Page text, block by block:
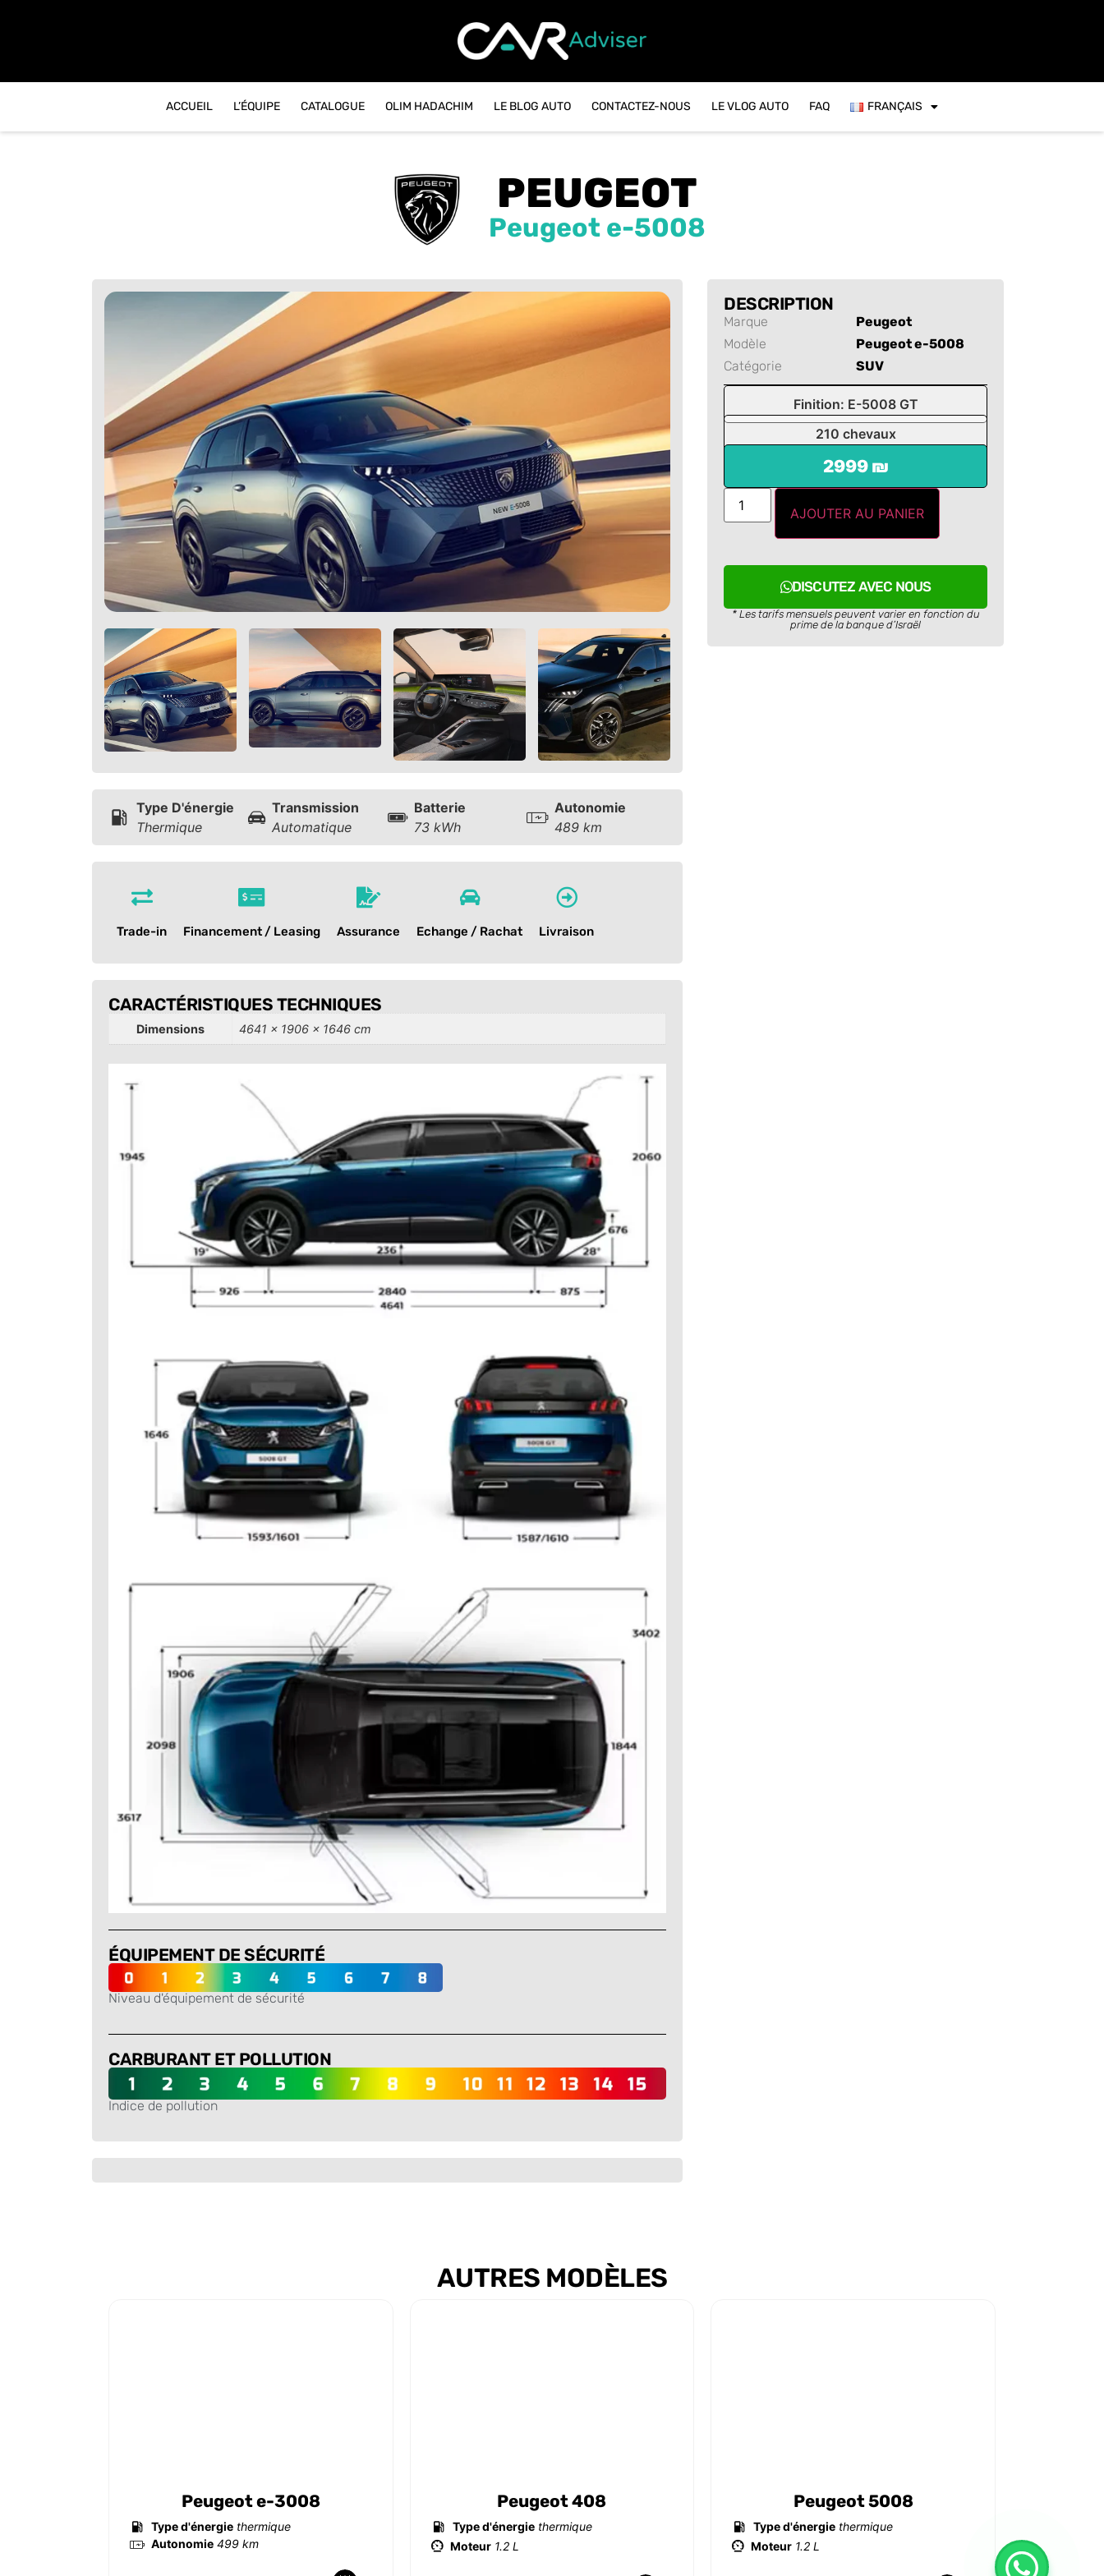
ACCUEIL L’ÉQUIPE CATALOGUE OLIM HADACHIM LE BLOG AUTO CONTACTEZ-NOUS LE VLOG AUTO FAQ FRANÇAIS
PEUGEOT
Peugeot e-5008
Type D'énergie
Thermique
Transmission
Automatique
Batterie
73 kWh
Autonomie
489 km
Trade-in Financement / Leasing Assurance Echange / Rachat Livraison
CARACTÉRISTIQUES TECHNIQUES
Dimensions 4641 × 1906 × 1646 cm
ÉQUIPEMENT DE SÉCURITÉ
Niveau d'équipement de sécurité
CARBURANT ET POLLUTION
Indice de pollution
DESCRIPTION
Marque
Peugeot
Modèle
Peugeot e-5008
Catégorie
SUV
Finition: E-5008 GT
210 chevaux
2999 ₪
AJOUTER AU PANIER
DISCUTEZ AVEC NOUS
* Les tarifs mensuels peuvent varier en fonction du
prime de la banque d’Israël
AUTRES MODÈLES
Peugeot e-3008
Type d'énergie thermique
Autonomie 499 km
Peugeot 408
Type d'énergie thermique
Moteur 1.2 L
Peugeot 5008
Type d'énergie thermique
Moteur 1.2 L